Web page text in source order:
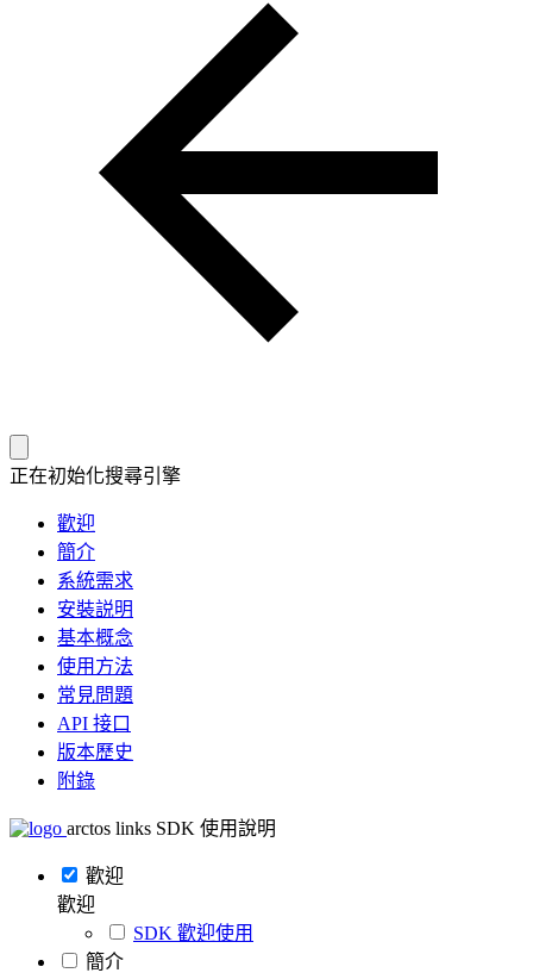
正在初始化搜尋引擎
歡迎
簡介
系統需求
安裝説明
基本概念
使用方法
常見問題
API 接口
版本歷史
附錄
arctos links SDK 使用說明
歡迎
歡迎
SDK 歡迎使用
簡介